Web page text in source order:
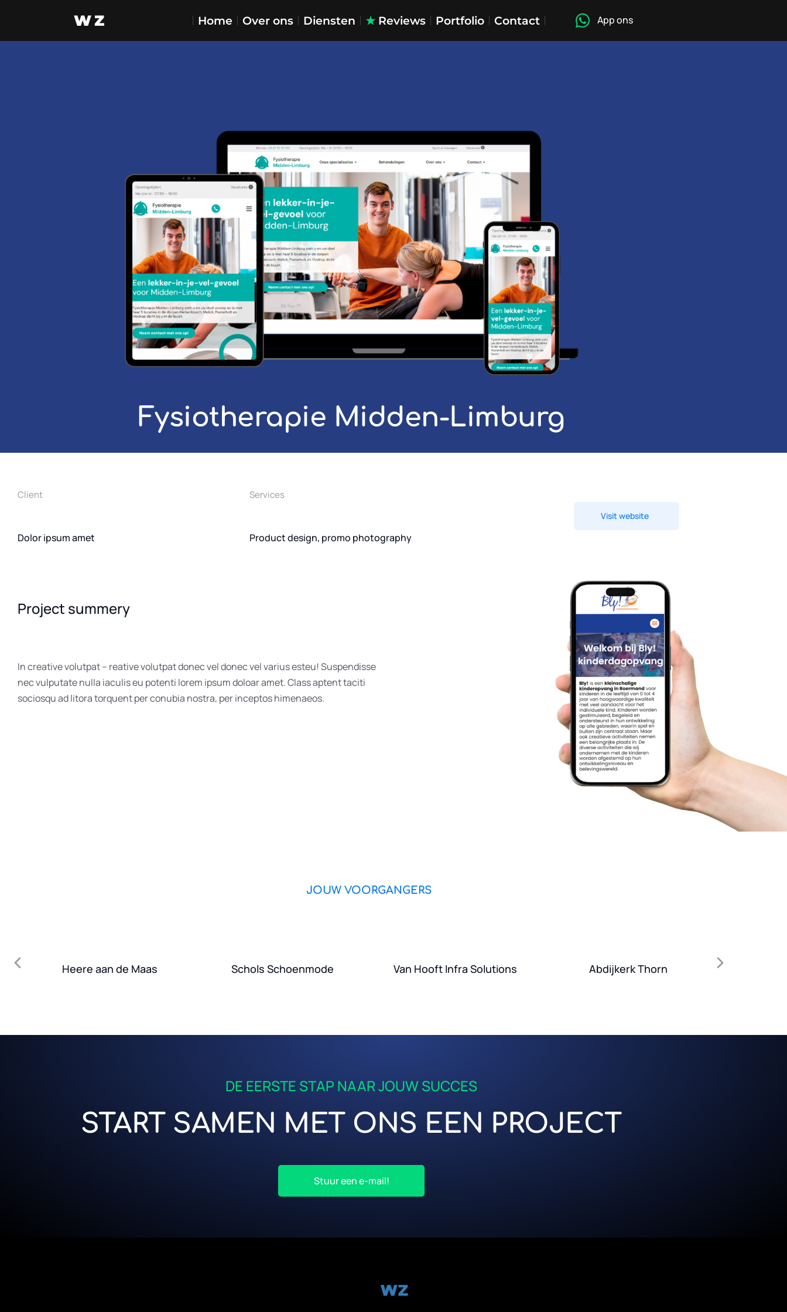
WZ Home Over ons Diensten ★ Reviews Portfolio Contact App ons
Fysiotherapie Midden-Limburg
Client
Dolor ipsum amet
Services
Product design, promo photography
Visit website
Project summery
In creative volutpat – reative volutpat donec vel donec vel varius esteu! Suspendisse
nec vulputate nulla iaculis eu potenti lorem ipsum doloar amet. Class aptent taciti
sociosqu ad litora torquent per conubia nostra, per inceptos himenaeos.
JOUW VOORGANGERS
Heere aan de Maas Schols Schoenmode Van Hooft Infra Solutions Abdijkerk Thorn
DE EERSTE STAP NAAR JOUW SUCCES
START SAMEN MET ONS EEN PROJECT
Stuur een e-mail!